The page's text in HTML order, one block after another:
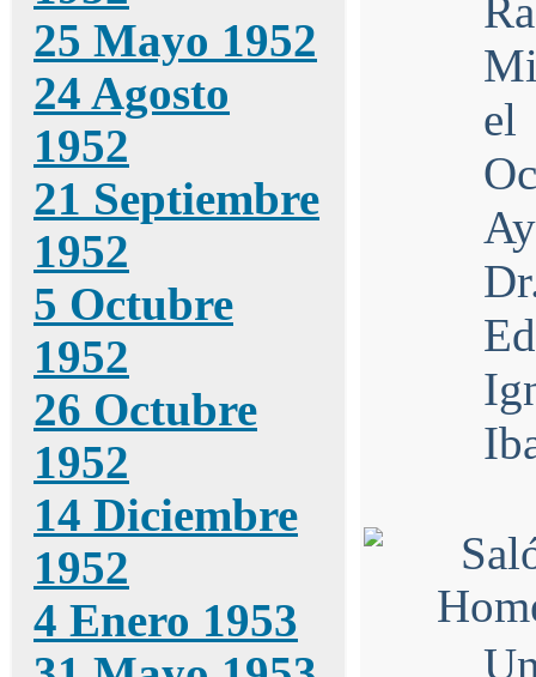
25 Mayo 1952
24 Agosto
1952
21 Septiembre
1952
5 Octubre
1952
26 Octubre
1952
14 Diciembre
1952
4 Enero 1953
el